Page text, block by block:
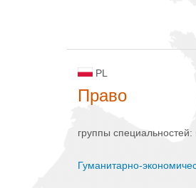
PL
Право
группы специальностей:
Гуманитарно-